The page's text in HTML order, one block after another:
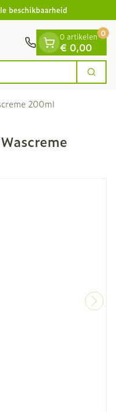
beschikbaarheid
Zoek
0 artikelen
€ 0,00
0
200ml